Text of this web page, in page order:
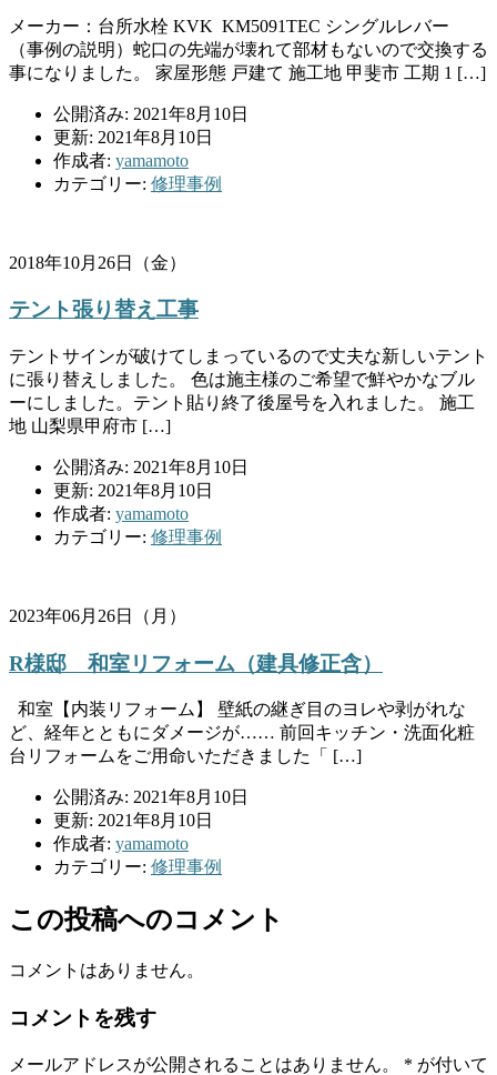
メーカー：台所水栓 KVK KM5091TEC シングルレバー
（事例の説明）蛇口の先端が壊れて部材もないので交換する
事になりました。 家屋形態 戸建て 施工地 甲斐市 工期 1 […]
公開済み: 2021年8月10日
更新: 2021年8月10日
作成者: yamamoto
カテゴリー: 修理事例
2018年10月26日（金）
テント張り替え工事
テントサインが破けてしまっているので丈夫な新しいテント
に張り替えしました。 色は施主様のご希望で鮮やかなブル
ーにしました。テント貼り終了後屋号を入れました。 施工
地 山梨県甲府市 […]
公開済み: 2021年8月10日
更新: 2021年8月10日
作成者: yamamoto
カテゴリー: 修理事例
2023年06月26日（月）
R様邸 和室リフォーム（建具修正含）
和室【内装リフォーム】 壁紙の継ぎ目のヨレや剥がれな
ど、経年とともにダメージが…… 前回キッチン・洗面化粧
台リフォームをご用命いただきました「 […]
公開済み: 2021年8月10日
更新: 2021年8月10日
作成者: yamamoto
カテゴリー: 修理事例
この投稿へのコメント
コメントはありません。
コメントを残す
メールアドレスが公開されることはありません。 * が付いて